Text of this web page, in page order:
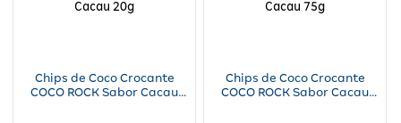
Chips de Coco Crocante
COCO ROCK Sabor Cacau
Chips de Coco Crocante
COCO ROCK Sabor Cacau
Fitoterápicos e Homeopáticos